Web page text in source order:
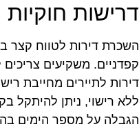
חוקיות
דירות לטווח קצר
משקיעים
לתיירים מחייבת
רישוי, ניתן להיתקל
על מספר הימים